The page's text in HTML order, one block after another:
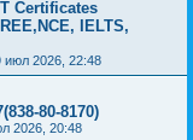
Certificates
IELTS,
июл 2026, 22:48
80-8170)
2026, 20:48